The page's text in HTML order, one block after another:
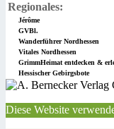
Regionales:
Jérôme
GVBl.
Wanderführer Nordhessen
Vitales Nordhessen
GrimmHeimat entdecken &
Hessischer Gebirgsbote
Diese Website